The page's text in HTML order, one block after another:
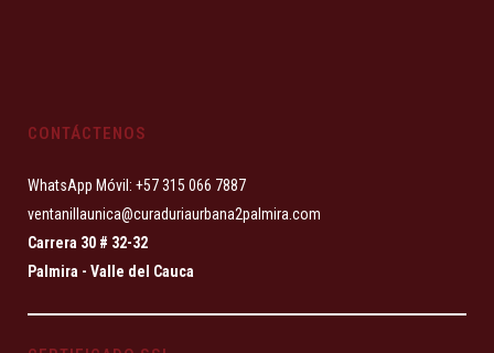
CONTÁCTENOS
WhatsApp Móvil: +57 315 066 7887
ventanillaunica@curaduriaurbana2palmira.com
Carrera 30 # 32-32
Palmira - Valle del Cauca